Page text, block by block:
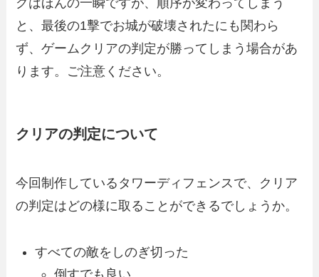
と、最後の1擊でお城が破壊されたにも関わら
ず、ゲームクリアの判定が勝ってしまう場合があ
ります。ご注意ください。
クリアの判定について
今回制作しているタワーディフェンスで、クリア
の判定はどの様に取ることができるでしょうか。
すべての敵をしのぎ切った
倒すでも良い